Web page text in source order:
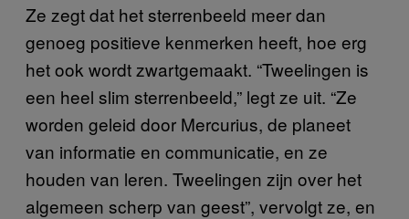
Ze zegt dat het sterrenbeeld meer dan
genoeg positieve kenmerken heeft, hoe erg
het ook wordt zwartgemaakt. “Tweelingen is
een heel slim sterrenbeeld,” legt ze uit. “Ze
worden geleid door Mercurius, de planeet
van informatie en communicatie, en ze
houden van leren. Tweelingen zijn over het
algemeen scherp van geest”, vervolgt ze, en